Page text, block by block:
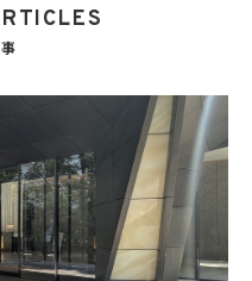
情報（(i)当社サービスにおける顧客に関
務に従事する個人を意味します。また、
関する情報について、当社、KWライ
事業者のポータルサイト、ウェブ広
情報について）、並びに人材採用活動
について）
役職員に関する情報に関して、当該
サイト（当社又はKWライセンサーか
イトを含み、当該ウェブサイトが一般
るため